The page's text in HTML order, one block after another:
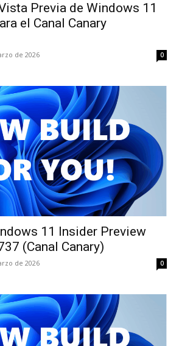
Previa de Windows 11
el Canal Canary
de 2026 0
11 Insider Preview
(Canal Canary)
de 2026 0